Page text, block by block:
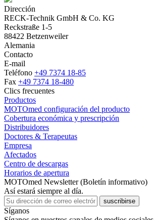
Dirección
RECK-Technik GmbH & Co. KG
Reckstraße 1-5
88422 Betzenweiler
Alemania
Contacto
E-mail
Teléfono +49 7374 18-85
Fax +49 7374 18-480
Clics frecuentes
Productos
MOTOmed configuración del producto
Cobertura económica y prescripción
Distribuidores
Doctores & Terapeutas
Empresa
Afectados
Centro de descargas
Horarios de apertura
MOTOmed Newsletter (Boletín informativo)
Así estará siempre al día.
suscribirse
Síganos